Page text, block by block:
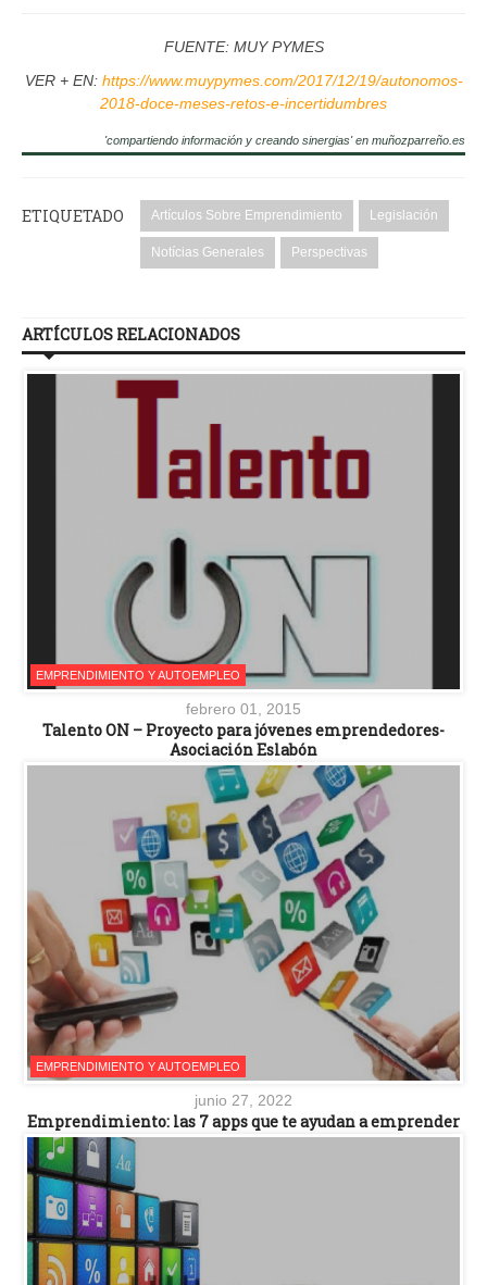
FUENTE: MUY PYMES
VER + EN: https://www.muypymes.com/2017/12/19/autonomos-
2018-doce-meses-retos-e-incertidumbres
'compartiendo información y creando sinergias' en muñozparreño.es
ETIQUETADO Artículos Sobre Emprendimiento Legislación
Notícias Generales Perspectivas
ARTÍCULOS RELACIONADOS
EMPRENDIMIENTO Y AUTOEMPLEO
febrero 01, 2015
Talento ON – Proyecto para jóvenes emprendedores-
Asociación Eslabón
EMPRENDIMIENTO Y AUTOEMPLEO
junio 27, 2022
Emprendimiento: las 7 apps que te ayudan a emprender